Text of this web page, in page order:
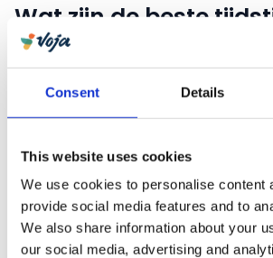
Consent Details
This website uses cookies
We use cookies to personalise content
provide social media features and to
We also share information about your
our social media, advertising and
Wat zijn de beste
voor fotografie op
uitzichtpunten?
Zonsopgang
tussen 6.00 en 8.00
hoge bergtoppen zoals Pico do
tijdstip zijn de kleuren het meest
vaak het fenomeen van de “zee
waarbij lagere delen van het
zijn.